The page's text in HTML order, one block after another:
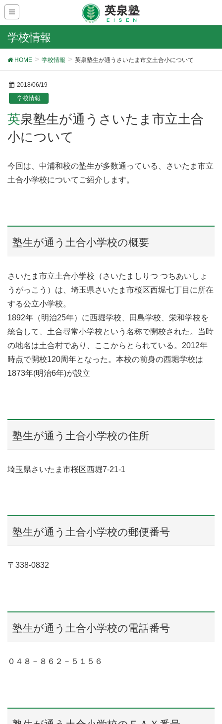
学校情報
HOME 学校情報 英泉塾生が通うさいたま市立土合小について
2018/06/19
学校情報
英泉塾生が通うさいたま市立土合
小について
今回は、中浦和校の塾生が多数通っている、さいたま市立
土合小学校についてご紹介します。
塾生が通う土合小学校の概要
さいたま市立土合小学校（さいたましりつ つちあいしょ
うがっこう）は、埼玉県さいたま市桜区西堀七丁目に所在
する公立小学校。
1892年（明治25年）に西堀学校、田島学校、栄和学校を
統合して、土合尋常小学校という名称で開校された。当時
の地名は土合村であり、ここからとられている。2012年
時点で開校120周年となった。本校の前身の西堀学校は
1873年(明治6年)が設立
塾生が通う土合小学校の住所
埼玉県さいたま市桜区西堀7-21-1
塾生が通う土合小学校の郵便番号
〒338-0832
塾生が通う土合小学校の電話番号
０４８－８６２－５１５６